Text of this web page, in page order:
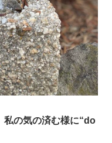
私の気の済む様に“do